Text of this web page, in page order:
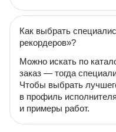
Как выбрать
рекордеров»?
Можно искать по
заказ — тогда
Чтобы выбрать
в профиль
и примеры работ.